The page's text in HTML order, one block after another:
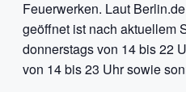
Feuerwerken. Laut
geöffnet ist nach aktuellem
donnerstags von 14 bis 22
von 14 bis 23 Uhr sowie